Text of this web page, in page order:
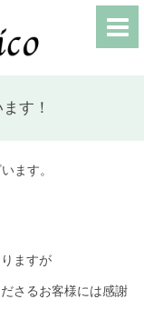
す！
ます。
ますが
さるお客様には感謝